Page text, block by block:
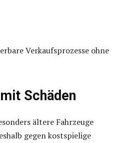
Verkaufsprozesse ohne
Schäden
ältere Fahrzeuge
gegen kostspielige